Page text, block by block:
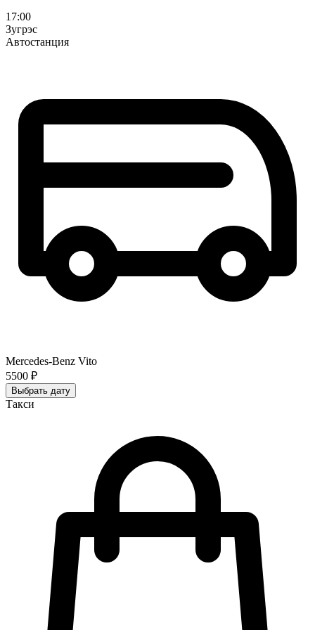
17:00
Зугрэс
Автостанция
Mercedes-Benz Vito
5500 ₽
Выбрать дату
Такси